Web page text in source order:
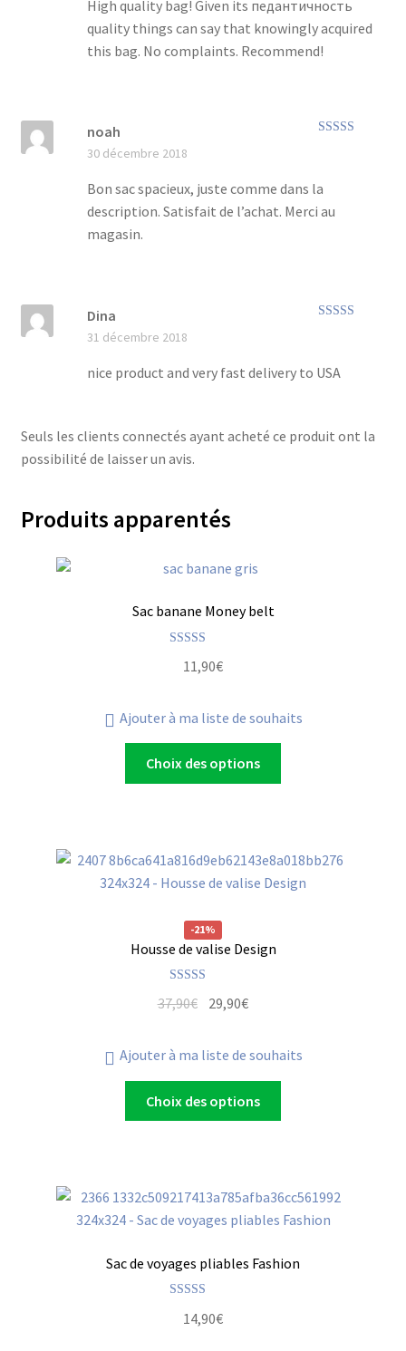
High quality bag! Given its педантичность
quality things can say that knowingly acquired
this bag. No complaints. Recommend!
noah
30 décembre 2018
Bon sac spacieux, juste comme dans la
description. Satisfait de l’achat. Merci au
magasin.
Dina
31 décembre 2018
nice product and very fast delivery to USA
Seuls les clients connectés ayant acheté ce produit ont la
possibilité de laisser un avis.
Produits apparentés
Sac banane Money belt
sur 5
11,90€
Ajouter à ma liste de souhaits
Choix des options
-21%
Housse de valise Design
37,90€ 29,90€
Ajouter à ma liste de souhaits
Choix des options
Sac de voyages pliables Fashion
sur 5
14,90€